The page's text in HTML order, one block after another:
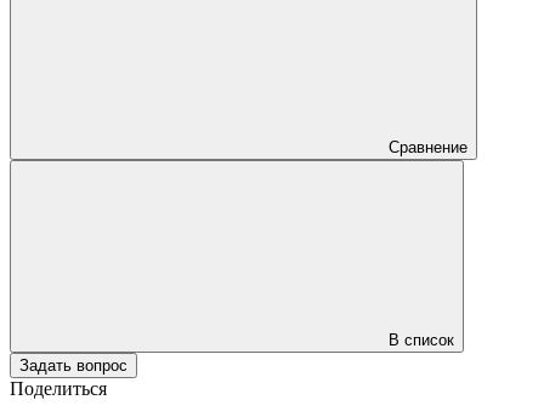
Сравнение
В список
Задать вопрос
Поделиться